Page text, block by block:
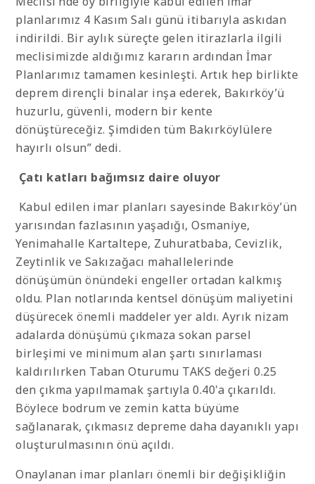
planlarımız 4 Kasım Salı günü itibarıyla askıdan
indirildi. Bir aylık süreçte gelen itirazlarla ilgili
meclisimizde aldığımız kararın ardından İmar
Planlarımız tamamen kesinleşti. Artık hep birlikte
deprem dirençli binalar inşa ederek, Bakırköy’ü
huzurlu, güvenli, modern bir kente
dönüştüreceğiz. Şimdiden tüm Bakırköylülere
hayırlı olsun” dedi.
Çatı katları bağımsız daire oluyor
Kabul edilen imar planları sayesinde Bakırköy’ün
yarısından fazlasının yaşadığı, Osmaniye,
Yenimahalle Kartaltepe, Zuhuratbaba, Cevizlik,
Zeytinlik ve Sakızağacı mahallelerinde
dönüşümün önündeki engeller ortadan kalkmış
oldu. Plan notlarında kentsel dönüşüm maliyetini
düşürecek önemli maddeler yer aldı. Ayrık nizam
adalarda dönüşümü çıkmaza sokan parsel
birleşimi ve minimum alan şartı sınırlaması
kaldırılırken Taban Oturumu TAKS değeri 0.25
den çıkma yapılmamak şartıyla 0.40'a çıkarıldı.
Böylece bodrum ve zemin katta büyüme
sağlanarak, çıkmasız depreme daha dayanıklı yapı
oluşturulmasının önü açıldı.
Onaylanan imar planları önemli bir değişikliğin